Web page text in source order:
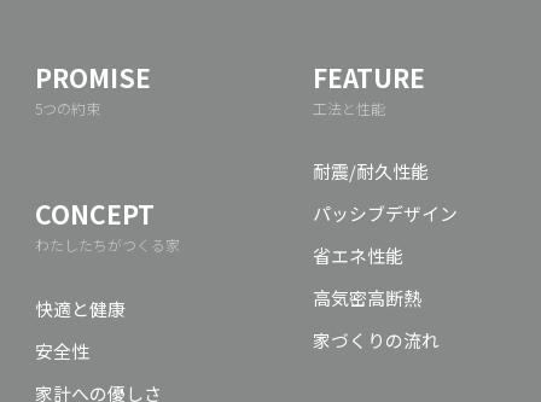
PROMISE
5つの約束
CONCEPT
わたしたちがつくる家
快適と健康
安全性
家計への優しさ
FEATURE
工法と性能
耐震/耐久性能
パッシブデザイン
省エネ性能
高気密高断熱
家づくりの流れ